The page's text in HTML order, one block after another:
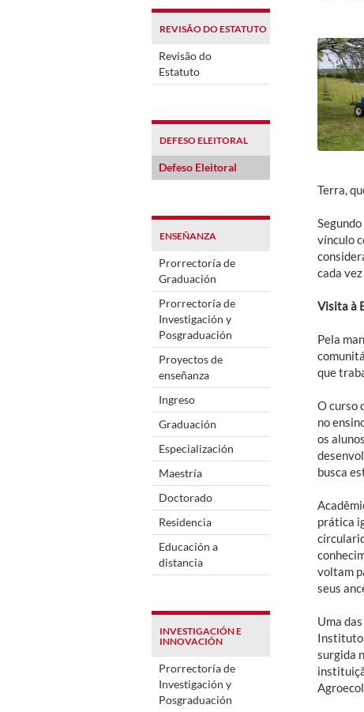
REVISÃO DO ESTATUTO
Revisão do
Estatuto
DEFESO ELEITORAL
Defeso Eleitoral
ENSEÑANZA
Prorrectoría de
Graduación
Prorrectoría de
Investigación y
Posgraduación
Proyectos de
enseñanza
Ingreso
Graduación
Especialización
Maestría
Doctorado
Residencia
Educación a
distancia
INVESTIGACIÓN E
INNOVACIÓN
Prorrectoría de
Investigación y
Posgraduación
Terra,
vínculo
cada
Visita à
Pela
que
O curso
no
os
busca
prática
voltam
seus
Uma
Instituto
surgida